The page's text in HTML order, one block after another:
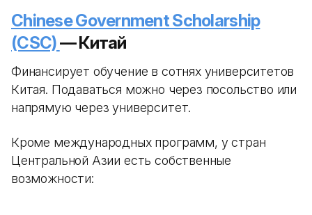
Chinese Government Scholarship
(CSC)— Китай
Финансирует обучение в сотнях университетов
Китая. Подаваться можно через посольство или
напрямую через университет.
Кроме международных программ, у стран
Центральной Азии есть собственные
возможности: